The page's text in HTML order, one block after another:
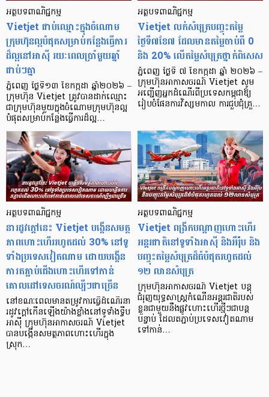
អត្ថបទពាណិជ្ជកម្ម
Vietjet ជាប់ឈ្មោះក្នុងចំណោម
ក្រុមហ៊ុនល្អបំផុតសម្រាប់កន្លែងធ្វើការ
ដ៏ល្អនៅអាស៊ី រយៈពេលប្រាំមួយឆ្នាំ
ជាប់ៗគ្នា
ភ្នំពេញ ថ្ងៃទី១៣ ខែកក្កដា ឆ្នាំ២០២៦ –
ក្រុមហ៊ុន Vietjet ត្រូវបានដាក់ឈ្មោះ
ជាក្រុមហ៊ុនមួយក្នុងចំណោមក្រុមហ៊ុនល្អ
បំផុតសម្រាប់កន្លែងធ្វើការដ៏ល្អ…
អត្ថបទពាណិជ្ជកម្ម
Vietjet លក់សំបុត្របញ្ចុះតម្លៃ
ថ្ងៃទី៧ខែ៧ ដែលមានតម្លៃចាប់ពី 0
និង 20% លើតម្លៃសំបុត្រថ្នាក់ពិសេស
ភ្នំពេញ ថ្ងៃទី ៧ ខែកក្កដា ឆ្នាំ ២០២៦ –
ក្រុមហ៊ុនអាកាសចរណ៍ Vietjet សូម
អញ្ជើញអ្នកដំណើរពីប្រទេសកម្ពុជាឱ្យ
រៀបចំផែនការវិស្សមកាល ការជួបជុំគ្រួ…
អត្ថបទពាណិជ្ជកម្ម
នារដូវក្តៅនេះ Vietjet បង្កើនសមត្ថ
ភាពហោះហើររហូតដល់ 30% នៅទូ
ទាំងប្រទេសវៀតណាម ដោយបង្កើន
ការតភ្ជាប់ជើងហោះហើរទៅកាន់
គោលដៅទេសចរណ៍ល្បីៗជាច្រើន
នៅខណៈពេលមានតម្រូវការធ្វើដំណើរនា
រដូវក្តៅកើនឡើងយ៉ាងខ្លាំងនៅទូទាំងទ្វីប
អាស៊ី ក្រុមហ៊ុនអាកាសចរណ៍ Vietjet
បានបង្កើនសមត្ថភាពហោះហើរក្នុង
ស្រុក…
អត្ថបទពាណិជ្ជកម្ម
Vietjet ពង្រីកបណ្តាញហោះហើរ
អន្តរជាតិនៅទូទាំងអាស៊ី និងអឺរ៉ុប និង
បញ្ចុះតម្លៃសំបុត្រដ៏ធំបំផុតរហូតដល់
១២ លានសំបុត្រ
ក្រុមហ៊ុនអាកាសចរណ៍ Vietjet បន្ត
ជំរុញយុទ្ធសាស្ត្រកំណើនអន្តរជាតិរបស់
ខ្លួនជាមួយនឹងផ្លូវហោះហើរថ្មីៗជាបន្ត
បន្ទាប់ ដែលតភ្ជាប់ប្រទេសវៀតណាម
ទៅកាន់…